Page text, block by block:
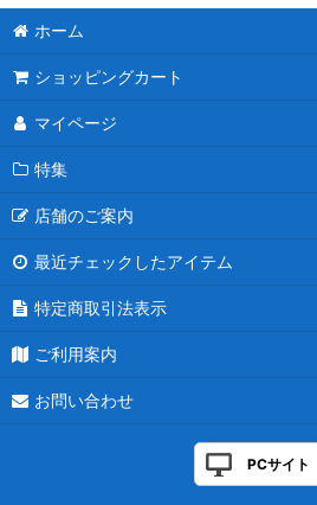
ホーム
ショッピングカート
マイページ
特集
店舗のご案内
最近チェックしたアイテム
特定商取引法表示
ご利用案内
お問い合わせ
PCサイト